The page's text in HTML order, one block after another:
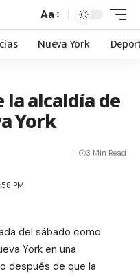
Aa
Nueva York
la alcaldía de
York
PM
3 Min Read
del sábado como
York en una
después de que la